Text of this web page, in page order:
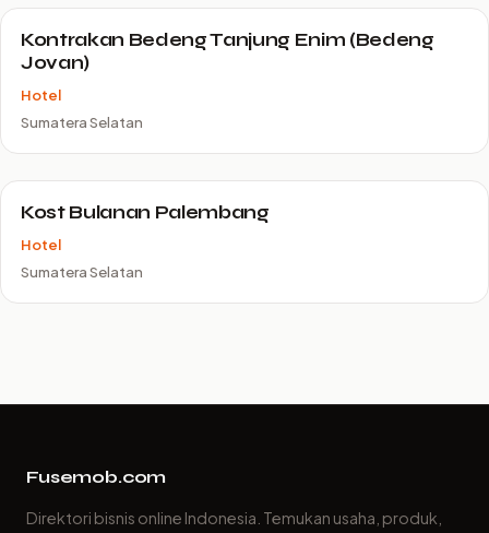
Kontrakan Bedeng Tanjung Enim (Bedeng
Jovan)
Hotel
Sumatera Selatan
Kost Bulanan Palembang
Hotel
Sumatera Selatan
Fusemob.com
Direktori bisnis online Indonesia. Temukan usaha, produk,